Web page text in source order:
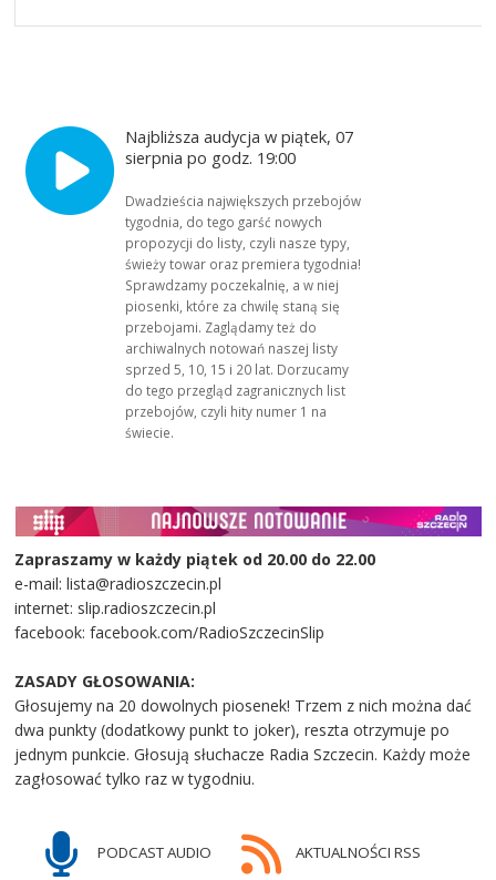
Najbliższa audycja w piątek, 07
sierpnia po godz. 19:00
Dwadzieścia największych przebojów
tygodnia, do tego garść nowych
propozycji do listy, czyli nasze typy,
świeży towar oraz premiera tygodnia!
Sprawdzamy poczekalnię, a w niej
piosenki, które za chwilę staną się
przebojami. Zaglądamy też do
archiwalnych notowań naszej listy
sprzed 5, 10, 15 i 20 lat. Dorzucamy
do tego przegląd zagranicznych list
przebojów, czyli hity numer 1 na
świecie.
Zapraszamy w każdy piątek od 20.00 do 22.00
e-mail: lista@radioszczecin.pl
internet: slip.radioszczecin.pl
facebook: facebook.com/RadioSzczecinSlip
ZASADY GŁOSOWANIA:
Głosujemy na 20 dowolnych piosenek! Trzem z nich można dać
dwa punkty (dodatkowy punkt to joker), reszta otrzymuje po
jednym punkcie. Głosują słuchacze Radia Szczecin. Każdy może
zagłosować tylko raz w tygodniu.
PODCAST AUDIO AKTUALNOŚCI RSS